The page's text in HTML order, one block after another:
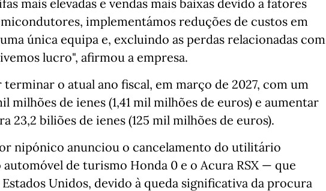
mais elevadas e vendas mais baixas devido a fatores
implementámos reduções de custos em
única equipa e, excluindo as perdas relacionadas com
lucro", afirmou a empresa.
terminar o atual ano fiscal, em março de 2027, com um
milhões de ienes (1,41 mil milhões de euros) e aumentar
23,2 biliões de ienes (125 mil milhões de euros).
nipónico anunciou o cancelamento do utilitário
de turismo Honda 0 e o Acura RSX — que
Unidos, devido à queda significativa da procura